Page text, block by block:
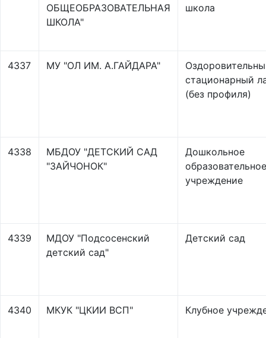
ОБЩЕОБРАЗОВАТЕЛЬНАЯ
ШКОЛА"
школа
4337 МУ "ОЛ ИМ. А.ГАЙДАРА"
стационарный
(без профиля)
4338
МБДОУ "ДЕТСКИЙ САД
"ЗАЙЧОНОК"
Дошкольное
образовательное
учреждение
4339
МДОУ "Подсосенский
детский сад"
Детский сад
4340 МКУК "ЦКИИ ВСП" Клубное